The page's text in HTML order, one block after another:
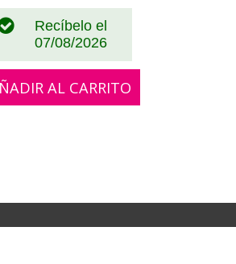
Recíbelo el
07/08/2026
AL CARRITO